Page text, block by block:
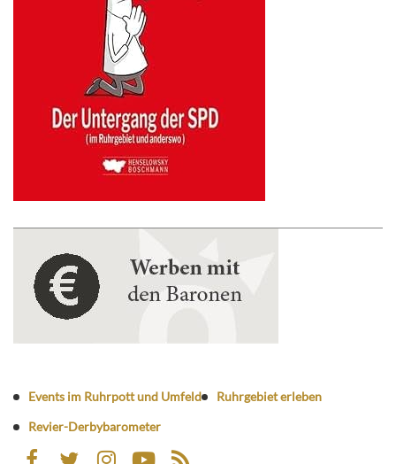
Events im Ruhrpott und Umfeld
Ruhrgebiet erleben
Revier-Derbybarometer